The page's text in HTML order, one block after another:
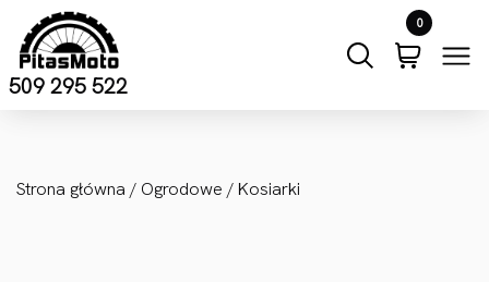
Przejdź do treści
509 295 522
0
Strona główna / Ogrodowe / Kosiarki